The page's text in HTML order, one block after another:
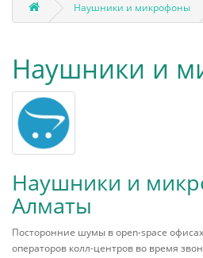
Наушники и микрофоны
Наушники и
Наушники и
Алматы
Посторонние шумы в open-space
операторов колл-центров во время